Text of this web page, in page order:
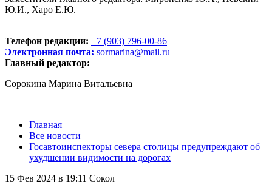
Ю.И., Харо Е.Ю.
Телефон редакции: +7 (903) 796-00-86
Электронная почта: sormarina@mail.ru
Главный редактор:
Сорокина Марина Витальевна
Главная
Все новости
Госавтоинспекторы севера столицы предупреждают об
ухудшении видимости на дорогах
15 Фев 2024 в 19:11 Сокол